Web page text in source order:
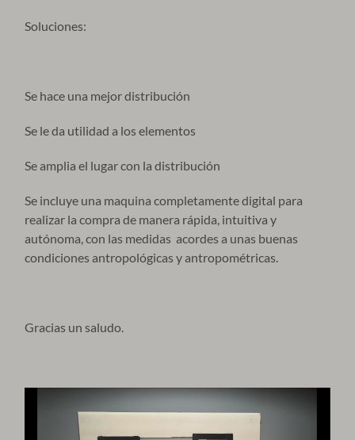
Soluciones:
Se hace una mejor distribución
Se le da utilidad a los elementos
Se amplia el lugar con la distribución
Se incluye una maquina completamente digital para
realizar la compra de manera rápida, intuitiva y
autónoma, con las medidas acordes a unas buenas
condiciones antropológicas y antropométricas.
Gracias un saludo.
Reproductor